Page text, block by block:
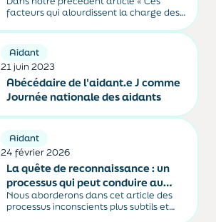
facteurs qui alourdissent la charge des
pas seulement les tâches objectives
(aides aux actes de la vie quotidienne
par exemple) qui pèsent sur les aidants,
mais...
Aidant
21 juin 2023
Abécédaire de l'aidant.e J comme
Journée nationale des aidants
Aidant
24 février 2026
La quête de reconnaissance : un
processus qui peut conduire au
surengagement de l'aidant
Nous aborderons dans cet article des
processus inconscients plus subtils et